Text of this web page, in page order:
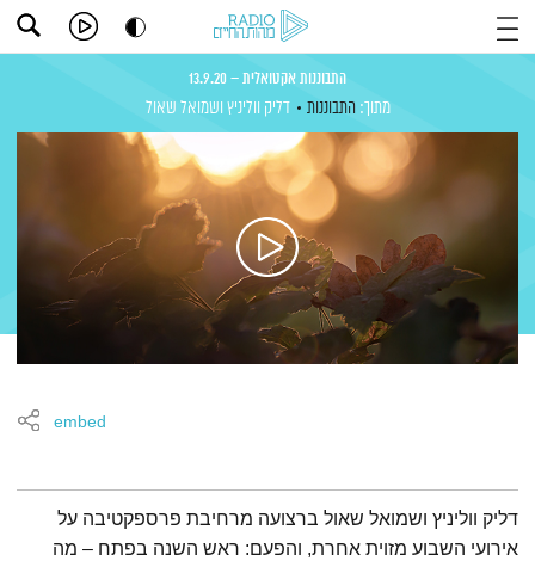
התבוננות אקטואלית – 13.9.20
מתוך: התבוננות דליק ווליניץ ושמואל שאול
embed
תמצית הפודקאסט
דליק ווליניץ ושמואל שאול ברצועה מרחיבת פרספקטיבה על
אירועי השבוע מזוית אחרת, והפעם: ראש השנה בפתח – מה